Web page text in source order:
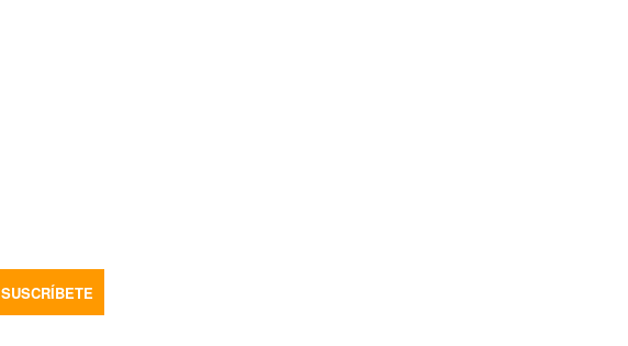
SUSCRÍBETE